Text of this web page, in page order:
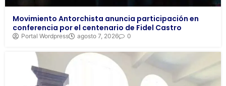
Movimiento Antorchista anuncia participación en
conferencia por el centenario de Fidel Castro
Portal Wordpress agosto 7, 2026 0